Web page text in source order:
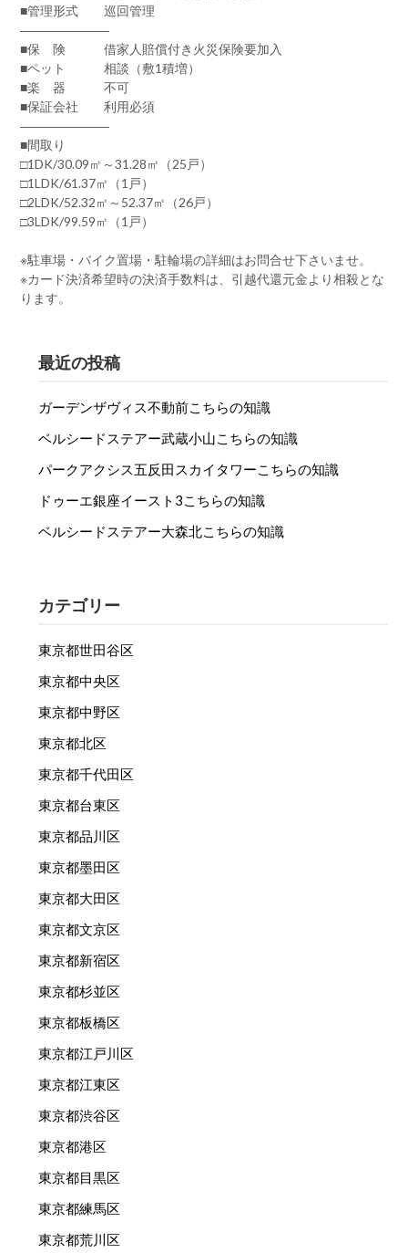
■管理形式 巡回管理
―――――――
■保 険 借家人賠償付き火災保険要加入
■ペット 相談（敷1積増）
■楽 器 不可
■保証会社 利用必須
―――――――
■間取り
□1DK/30.09㎡～31.28㎡（25戸）
□1LDK/61.37㎡（1戸）
□2LDK/52.32㎡～52.37㎡（26戸）
□3LDK/99.59㎡（1戸）
※駐車場・バイク置場・駐輪場の詳細はお問合せ下さいませ。
※カード決済希望時の決済手数料は、引越代還元金より相殺とな
ります。
最近の投稿
ガーデンザヴィス不動前こちらの知識
ベルシードステアー武蔵小山こちらの知識
パークアクシス五反田スカイタワーこちらの知識
ドゥーエ銀座イースト3こちらの知識
ベルシードステアー大森北こちらの知識
カテゴリー
東京都世田谷区
東京都中央区
東京都中野区
東京都北区
東京都千代田区
東京都台東区
東京都品川区
東京都墨田区
東京都大田区
東京都文京区
東京都新宿区
東京都杉並区
東京都板橋区
東京都江戸川区
東京都江東区
東京都渋谷区
東京都港区
東京都目黒区
東京都練馬区
東京都荒川区